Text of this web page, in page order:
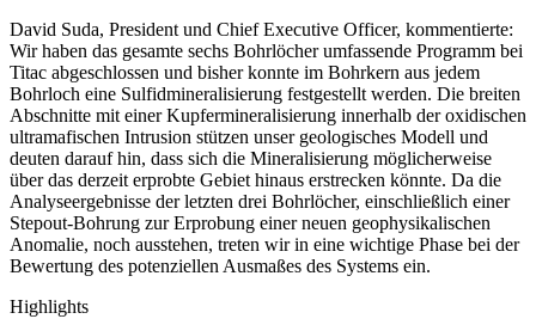
David Suda, President und Chief Executive Officer, kommentierte:
Wir haben das gesamte sechs Bohrlöcher umfassende Programm bei
Titac abgeschlossen und bisher konnte im Bohrkern aus jedem
Bohrloch eine Sulfidmineralisierung festgestellt werden. Die breiten
Abschnitte mit einer Kupfermineralisierung innerhalb der oxidischen
ultramafischen Intrusion stützen unser geologisches Modell und
deuten darauf hin, dass sich die Mineralisierung möglicherweise
über das derzeit erprobte Gebiet hinaus erstrecken könnte. Da die
Analyseergebnisse der letzten drei Bohrlöcher, einschließlich einer
Stepout-Bohrung zur Erprobung einer neuen geophysikalischen
Anomalie, noch ausstehen, treten wir in eine wichtige Phase bei der
Bewertung des potenziellen Ausmaßes des Systems ein.
Highlights